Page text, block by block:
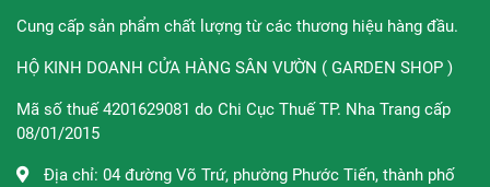
30 giây, lớp tế bào chết sẽ nhẹ nhàng bong ra. Lau đi bằng
khăn giấy hoặc khăn ấm. Sử dụng 3-4 lần/ tuần để đạt kết
quả tốt nhất.
Cung cấp sản phẩm chất lượng từ các thương hiệu hàng đầu.
HỘ KINH DOANH CỬA HÀNG SÂN VƯỜN ( GARDEN SHOP )
Mã số thuế 4201629081 do Chi Cục Thuế TP. Nha Trang cấp
08/01/2015
Địa chỉ: 04 đường Võ Trứ, phường Phước Tiến, thành phố